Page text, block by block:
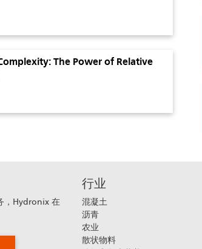
The Power of Relative
，Hydronix 在
行业
混凝土
沥青
农业
散状物料